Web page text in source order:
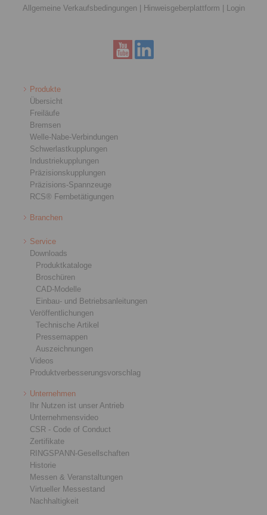
Allgemeine Verkaufsbedingungen | Hinweisgeberplattform | Login
Produkte
Übersicht
Freiläufe
Bremsen
Welle-Nabe-Verbindungen
Schwerlastkupplungen
Industriekupplungen
Präzisionskupplungen
Präzisions-Spannzeuge
RCS® Fernbetätigungen
Branchen
Service
Downloads
Produktkataloge
Broschüren
CAD-Modelle
Einbau- und Betriebsanleitungen
Veröffentlichungen
Technische Artikel
Pressemappen
Auszeichnungen
Videos
Produktverbesserungsvorschlag
Unternehmen
Ihr Nutzen ist unser Antrieb
Unternehmensvideo
CSR - Code of Conduct
Zertifikate
RINGSPANN-Gesellschaften
Historie
Messen & Veranstaltungen
Virtueller Messestand
Nachhaltigkeit